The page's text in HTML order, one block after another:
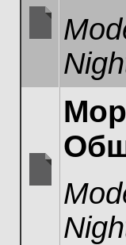
unread
unread